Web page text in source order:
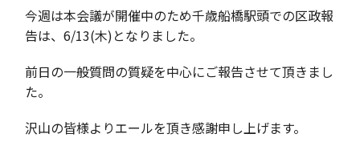
今週は本会議が開催中のため千歳船橋駅頭での区政報
告は、6/13(木)となりました。
前日の一般質問の質疑を中心にご報告させて頂きまし
た。
沢山の皆様よりエールを頂き感謝申し上げます。